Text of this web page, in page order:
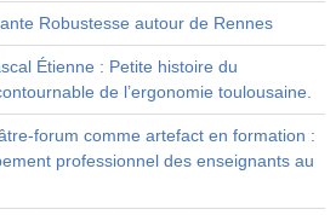
Robustesse autour de Rennes
Étienne : Petite histoire du
de l’ergonomie toulousaine.
forum comme artefact en formation :
professionnel des enseignants au